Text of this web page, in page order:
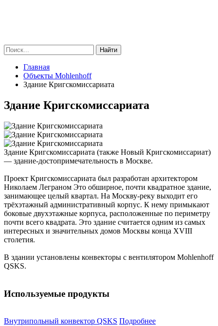
Найти
Главная
Объекты Mohlenhoff
Здание Кригскомиссариата
Здание Кригскомиссариата
Здание Кригскомиссариата (также Новый Кригскомиссариат)
— здание-достопримечательность в Москве.
Проект Кригскомиссариата был разработан архитектором
Николаем Леграном Это обширное, почти квадратное здание,
занимающее целый квартал. На Москву-реку выходит его
трёхэтажный административный корпус. К нему примыкают
боковые двухэтажные корпуса, расположенные по периметру
почти всего квадрата. Это здание считается одним из самых
интересных и значительных домов Москвы конца XVIII
столетия.
В здании установлены конвекторы с вентилятором Mohlenhoff
QSKS.
Используемые продукты
Внутрипольный конвектор QSKS Подробнее